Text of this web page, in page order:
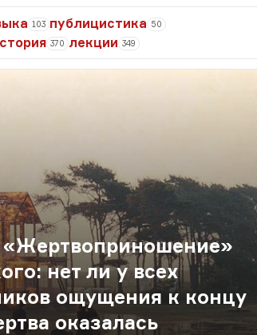
103 публицистика 50
370 лекции 349
«Жертвоприношение»
нет ли у всех
ощущения к концу
оказалась